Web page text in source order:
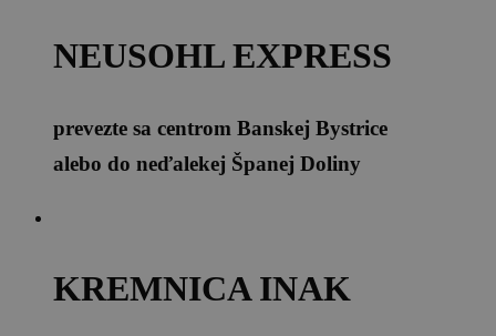
NEUSOHL EXPRESS
prevezte sa centrom Banskej Bystrice
alebo do neďalekej Španej Doliny
KREMNICA INAK